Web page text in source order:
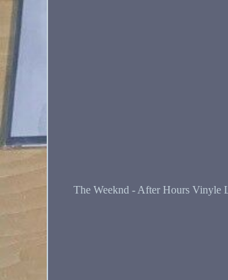
The Weeknd - After Hours Vinyle